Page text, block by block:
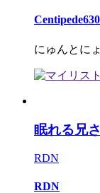
にゅんとに
眠れる兄
RDN
RDN